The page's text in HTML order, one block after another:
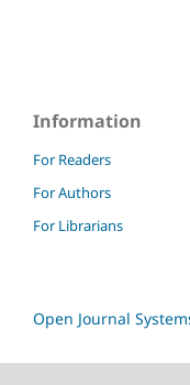
Information
For Readers
For Authors
For Librarians
Open Journal